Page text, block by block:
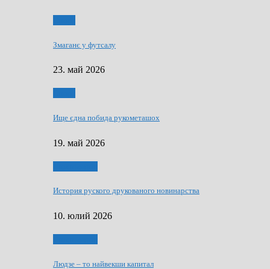
Змаганє у футсалу
23. май 2026
Ище єдна побида рукометашох
19. май 2026
История руского друкованого новинарства
10. юлий 2026
Людзе – то найвекши капитал